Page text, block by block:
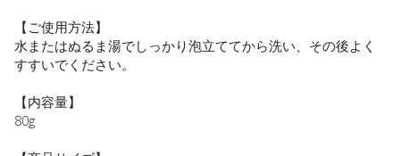
【ご使用方法】
水またはぬるま湯でしっかり泡立ててから洗い、その後よく
すすいでください。
【内容量】
80g